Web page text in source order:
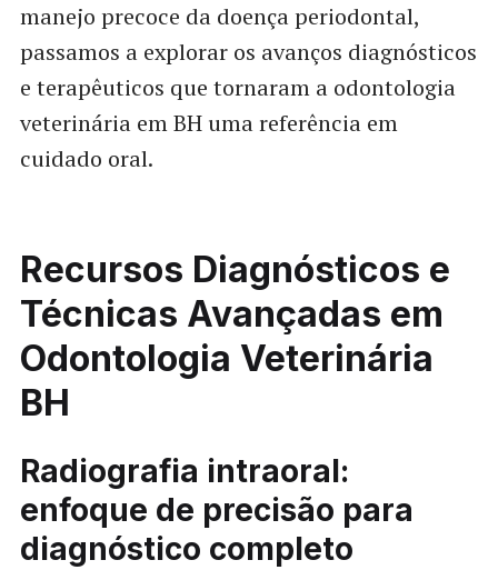
manejo precoce da doença periodontal,
passamos a explorar os avanços diagnósticos
e terapêuticos que tornaram a odontologia
veterinária em BH uma referência em
cuidado oral.
Recursos Diagnósticos e
Técnicas Avançadas em
Odontologia Veterinária
BH
Radiografia intraoral:
enfoque de precisão para
diagnóstico completo